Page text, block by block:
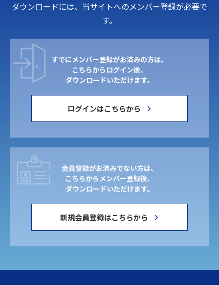
ダウンロードには、当サイトへのメンバー登録が必要で
す。
すでにメンバー登録がお済みの方は、
こちらからログイン後、
ダウンロードいただけます。
ログインはこちらから
会員登録がお済みでない方は、
こちらからメンバー登録後、
ダウンロードいただけます。
新規会員登録はこちらから